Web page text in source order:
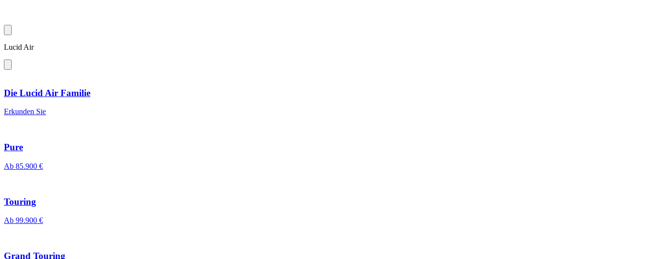
Lucid Air
Die Lucid Air Familie
Erkunden Sie
Pure
Ab 85.900 €
Touring
Ab 99.900 €
Grand Touring